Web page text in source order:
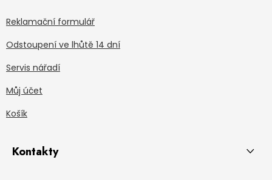
Reklamační formulář
Odstoupení ve lhůtě 14 dní
Servis nářadí
Můj účet
Košík
Kontakty